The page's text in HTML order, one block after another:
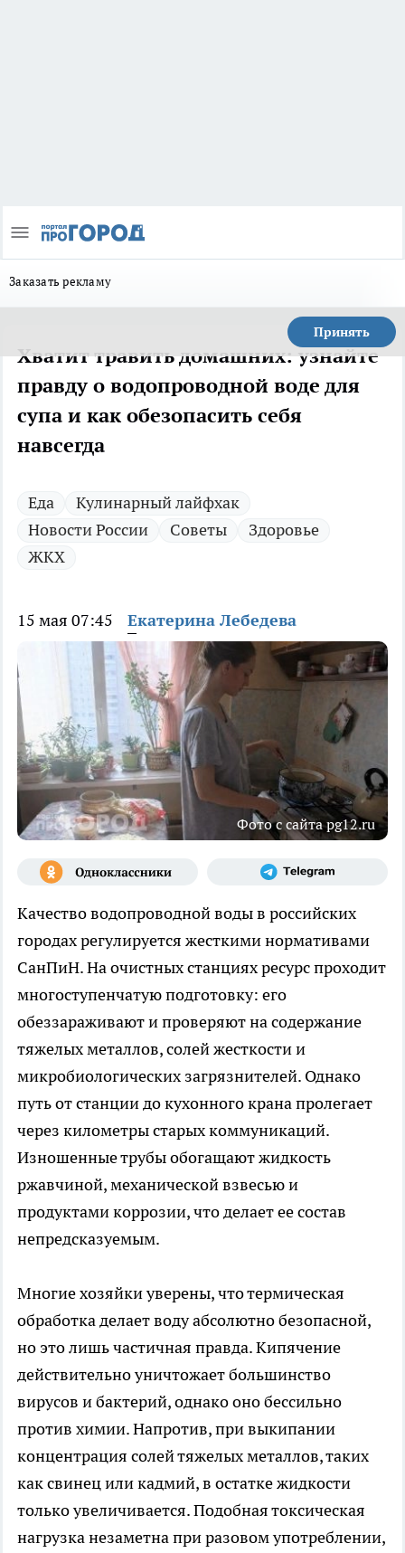
Заказать рекламу
Принять
Хватит травить домашних: узнайте
правду о водопроводной воде для
супа и как обезопасить себя
навсегда
Еда
Кулинарный лайфхак
Новости России
Советы
Здоровье
ЖКХ
15 мая 07:45 Екатерина Лебедева
Фото с сайта pg12.ru
Качество водопроводной воды в российских
городах регулируется жесткими нормативами
СанПиН. На очистных станциях ресурс проходит
многоступенчатую подготовку: его
обеззараживают и проверяют на содержание
тяжелых металлов, солей жесткости и
микробиологических загрязнителей. Однако
путь от станции до кухонного крана пролегает
через километры старых коммуникаций.
Изношенные трубы обогащают жидкость
ржавчиной, механической взвесью и
продуктами коррозии, что делает ее состав
непредсказуемым.
Многие хозяйки уверены, что термическая
обработка делает воду абсолютно безопасной,
но это лишь частичная правда. Кипячение
действительно уничтожает большинство
вирусов и бактерий, однако оно бессильно
против химии. Напротив, при выкипании
концентрация солей тяжелых металлов, таких
как свинец или кадмий, в остатке жидкости
только увеличивается. Подобная токсическая
нагрузка незаметна при разовом употреблении,